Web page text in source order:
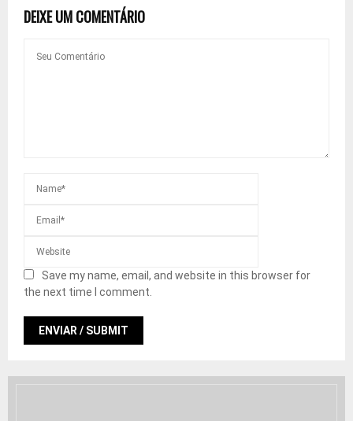
DEIXE UM COMENTÁRIO
Save my name, email, and website in this browser for
the next time I comment.